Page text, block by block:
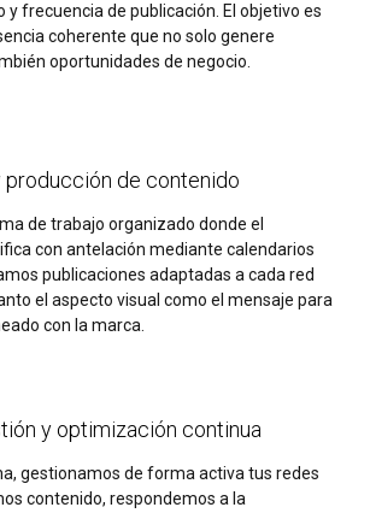
y frecuencia de publicación. El objetivo es
coherente que no solo genere
oportunidades de negocio.
producción de contenido
de trabajo organizado donde el
con antelación mediante calendarios
publicaciones adaptadas a cada red
el aspecto visual como el mensaje para
con la marca.
y optimización continua
gestionamos de forma activa tus redes
contenido, respondemos a la